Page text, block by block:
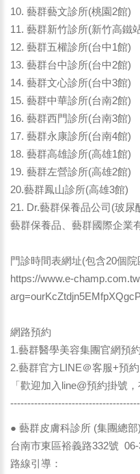
10. 藝群藝文診所(桃園2館)
11. 藝群新竹診所(新竹高鐵
12. 藝群五權診所(台中1館)
13. 藝群台中診所(台中2館)
14. 藝群文心診所(台中3館)
15. 藝群中華診所(台南2館)
16. 藝群西門診所(台南3館)
17. 藝群永康診所(台南4館)
18. 藝群高雄診所(高雄1館)
19. 藝群左營診所(高雄2館)
20.藝群鳳山診所(高雄3館)
21. Dr.藝群保養品公司(玻尿
藝群保養品、藝群國際企業
門診時間表網址(包含20個院
https://www.e-
網路預約
1.藝群醫學美容集團官網預約
2.藝群官方LINE＠客服+預約
「歡迎加入line@預約掛號
● 藝群皮膚科診所 (集團總
台南市東區裕義路332號 06-
路線引導：